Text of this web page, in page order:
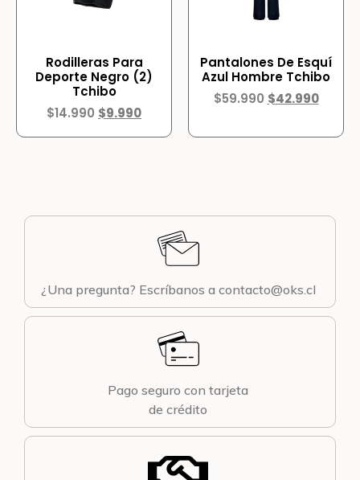
Rodilleras Para
Deporte Negro (2)
Tchibo
$14.990 $9.990
Pantalones De Esquí
Azul Hombre Tchibo
$59.990 $42.990
¿Una pregunta? Escríbanos a contacto@oks.cl
Pago seguro con tarjeta
de crédito